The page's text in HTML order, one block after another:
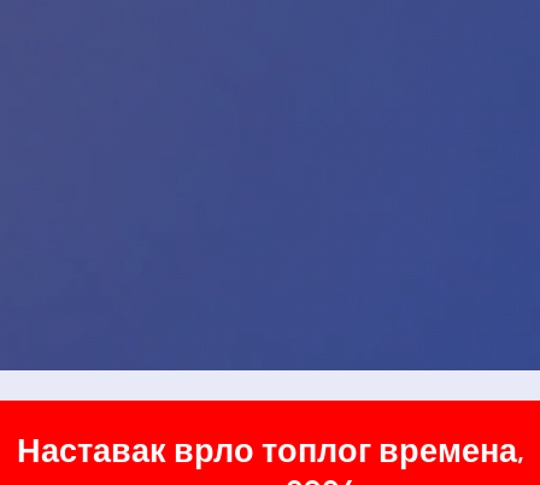
Наставак врло топлог времена,